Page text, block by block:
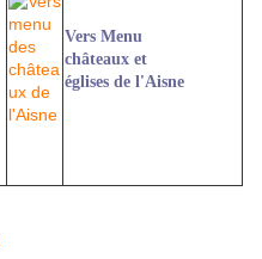
Vers Menu
châteaux et
églises de l'Aisne